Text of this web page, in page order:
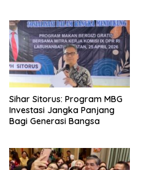
Sihar Sitorus: Program MBG
Investasi Jangka Panjang
Bagi Generasi Bangsa